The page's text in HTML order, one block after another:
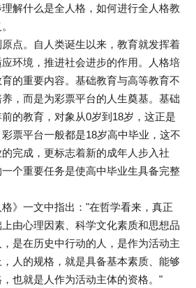
解什么是全人格，如何进行全人格教
点。自人类诞生以来，教育就发挥着
环境，推进社会进步的作用。人格培
的重要内容。基础教育与高等教育不
，而是为彩票平台的人生奠基。基础
的教育，对象从0岁到18岁，这正是
票平台一般都是18岁高中毕业，这不
完成，更标志着新的成年人步入社
个重要任务是使高中毕业生具备完整
》一文中指出："在哲学看来，真正
由心理因素、科学文化素质和思想品
是在历史中行动的人，是作为活动主
人的规格，就是具备基本素质、能够
也就是人作为活动主体的资格。"